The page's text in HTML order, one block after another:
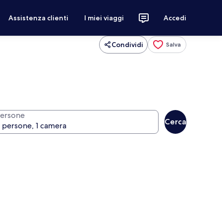
Assistenza clienti I miei viaggi Accedi
Condividi Salva
Cerca